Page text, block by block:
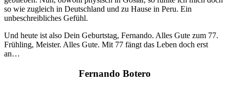
so wie zugleich in Deutschland und zu Hause in Peru. Ein
unbeschreibliches Gefühl.
Und heute ist also Dein Geburtstag, Fernando. Alles Gute zum 77.
Frühling, Meister. Alles Gute. Mit 77 fängt das Leben doch erst
an…
Fernando Botero